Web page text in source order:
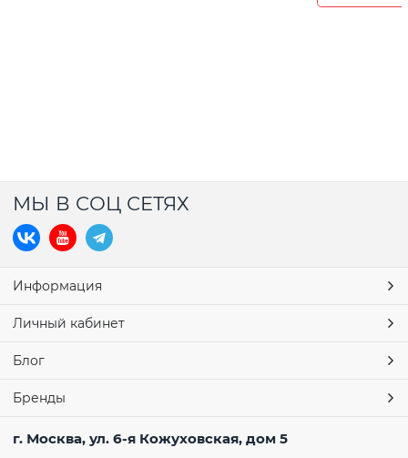
МЫ В СОЦ СЕТЯХ
Информация
Личный кабинет
Блог
Бренды
г. Москва, ул. 6-я Кожуховская, дом 5